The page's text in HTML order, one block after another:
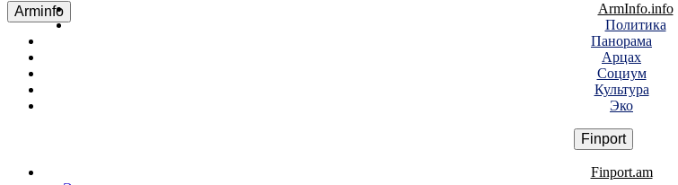
Arminfo
ArmInfo.info
Политика
Панорама
Арцах
Социум
Культура
Эко
Finport
Finport.am